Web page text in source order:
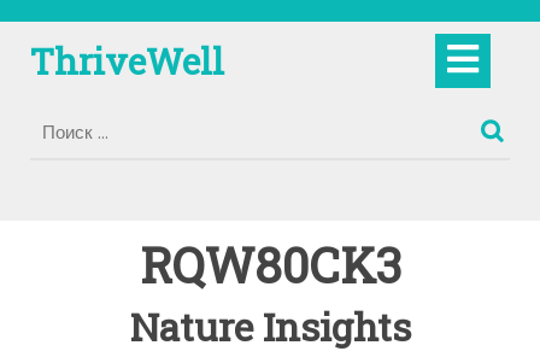
содержимому
ThriveWell
RQW80CK3
Nature Insights